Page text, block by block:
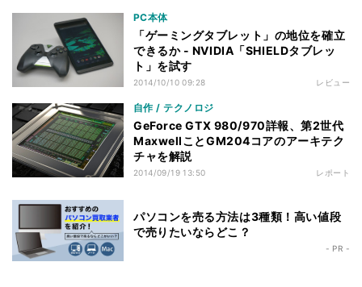
PC本体
「ゲーミングタブレット」の地位を確立
できるか - NVIDIA「SHIELDタブレッ
ト」を試す
2014/10/10 09:28 レビュー
自作 / テクノロジ
GeForce GTX 980/970詳報、第2世代
MaxwellことGM204コアのアーキテク
チャを解説
2014/09/19 13:50 レポート
パソコンを売る方法は3種類！高い値段
で売りたいならどこ？
- PR -